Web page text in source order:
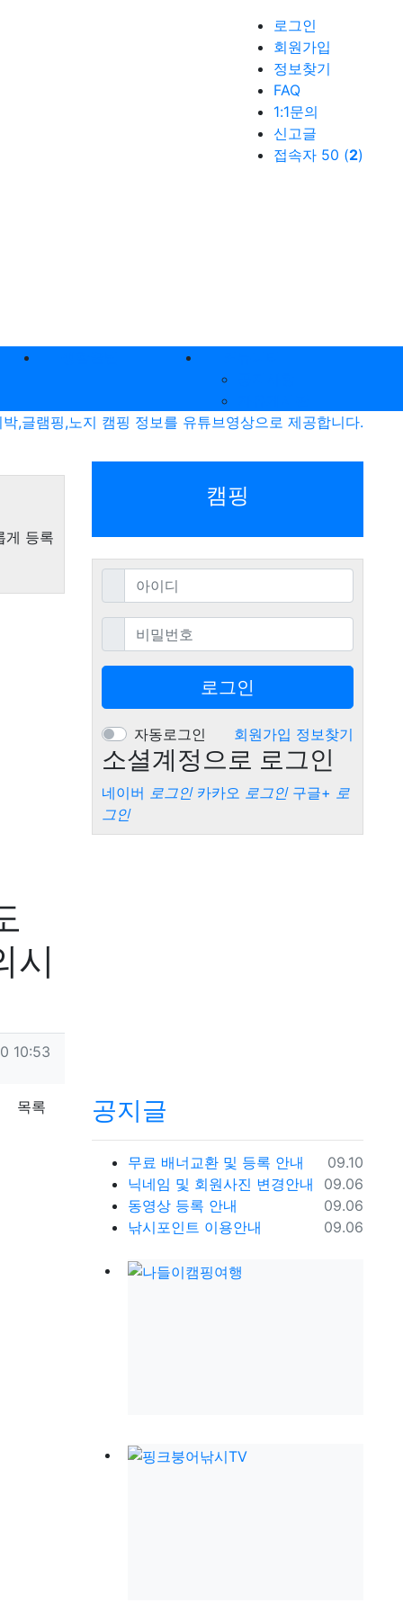
로그인
회원가입
정보찾기
FAQ
1:1문의
신고글
접속자 50 (2)
,글램핑,노지 캠핑 정보를 유튜브영상으로 제공합니다.
게 등록
시
10:53
목록
캠핑
아이디필수
비밀번호필수
로그인
자동로그인 회원가입 정보찾기
소셜계정으로 로그인
네이버 로그인 카카오 로그인 구글+ 로
그인
공지글
등록일
09.10
무료 배너교환 및 등록 안내
등록일
09.06
닉네임 및 회원사진 변경안내
등록일
09.06
동영상 등록 안내
등록일
09.06
낚시포인트 이용안내